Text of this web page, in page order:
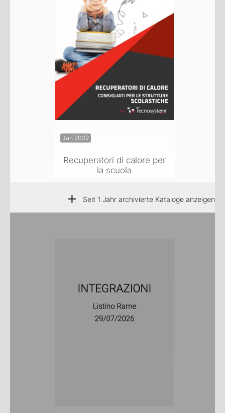
Jan 2022
Recuperatori di calore per
la scuola
+ Seit 1 Jahr archivierte Kataloge anzeigen